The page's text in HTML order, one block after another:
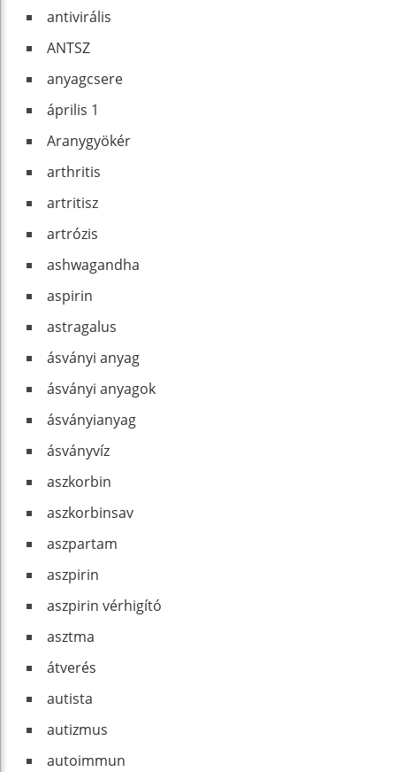
antivirális
ANTSZ
anyagcsere
április 1
Aranygyökér
arthritis
artritisz
artrózis
ashwagandha
aspirin
astragalus
ásványi anyag
ásványi anyagok
ásványianyag
ásványvíz
aszkorbin
aszkorbinsav
aszpartam
aszpirin
aszpirin vérhigító
asztma
átverés
autista
autizmus
autoimmun